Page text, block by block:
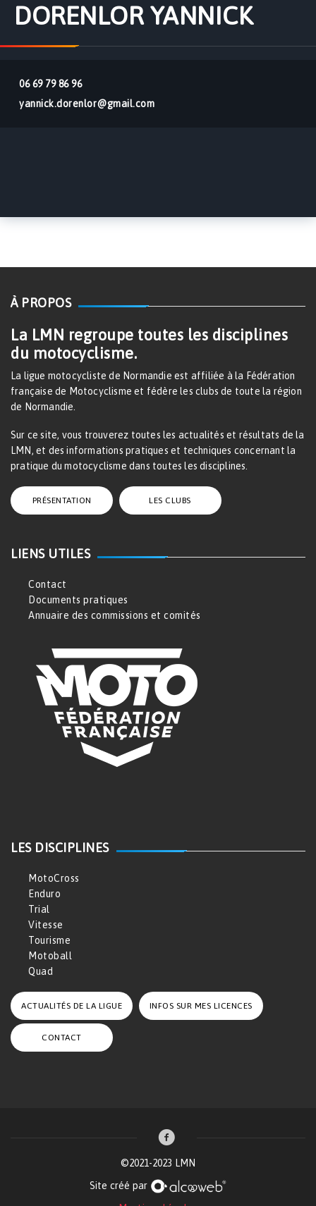
DORENLOR YANNICK
06 69 79 86 96
yannick.dorenlor@gmail.com
À PROPOS
La LMN regroupe toutes les disciplines
du motocyclisme.
La ligue motocycliste de Normandie est affiliée à la Fédération
française de Motocyclisme et fédère les clubs de toute la région
de Normandie.
Sur ce site, vous trouverez toutes les actualités et résultats de la
LMN, et des informations pratiques et techniques concernant la
pratique du motocyclisme dans toutes les disciplines.
PRÉSENTATION LES CLUBS
LIENS UTILES
Contact
Documents pratiques
Annuaire des commissions et comités
LES DISCIPLINES
MotoCross
Enduro
Trial
Vitesse
Tourisme
Motoball
Quad
ACTUALITÉS DE LA LIGUE INFOS SUR MES LICENCES
CONTACT
©2021-2023 LMN
Site créé par